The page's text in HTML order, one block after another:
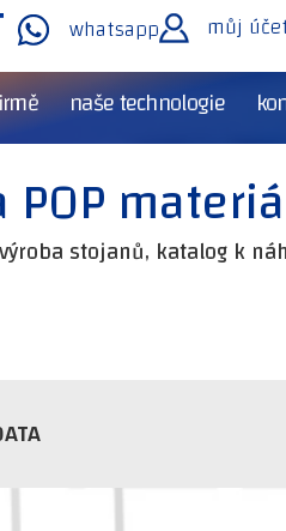
whatsapp můj
naše technologie
POP
stojanů, katalog k